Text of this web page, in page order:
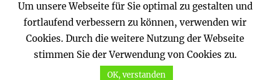
Impressum
Datenschutz
Um unsere Webseite für Sie optimal zu gestalten und
fortlaufend verbessern zu können, verwenden wir
Cookies. Durch die weitere Nutzung der Webseite
stimmen Sie der Verwendung von Cookies zu.
OK, verstanden